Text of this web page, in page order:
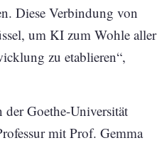
Diese Verbindung von
um KI zum Wohle aller
zu etablieren“,
Goethe-Universität
mit Prof. Gemma